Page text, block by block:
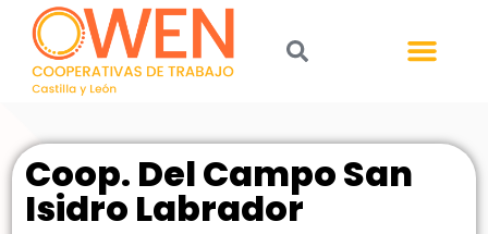
Coop. Del Campo San
Isidro Labrador